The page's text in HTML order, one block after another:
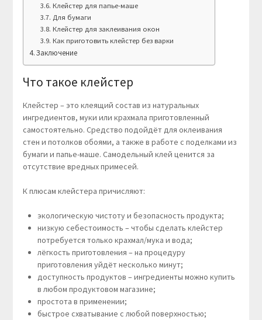
Клейстер для папье-маше
Для бумаги
Клейстер для заклеивания окон
Как приготовить клейстер без варки
Заключение
Что такое клейстер
Клейстер – это клеящий состав из натуральных
ингредиентов, муки или крахмала приготовленный
самостоятельно. Средство подойдёт для оклеивания
стен и потолков обоями, а также в работе с поделками из
бумаги и папье-маше. Самодельный клей ценится за
отсутствие вредных примесей.
К плюсам клейстера причисляют:
экологическую чистоту и безопасность продукта;
низкую себестоимость – чтобы сделать клейстер
потребуется только крахмал/мука и вода;
лёгкость приготовления – на процедуру
приготовления уйдёт несколько минут;
доступность продуктов – ингредиенты можно купить
в любом продуктовом магазине;
простота в применении;
быстрое схватывание с любой поверхностью;